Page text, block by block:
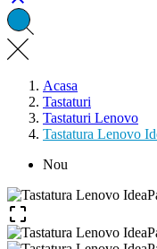
Acasa
Tastaturi
Tastaturi Lenovo
Tastatura Lenovo
Nou
